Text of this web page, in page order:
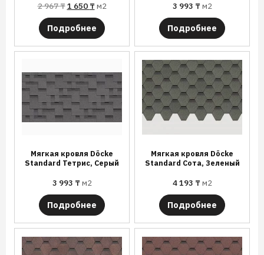
2 967₸1 650 ₸м2
Подробнее
3 993 ₸м2
Подробнее
Мягкая кровля Döcke
Standard Тетрис, Серый
3 993 ₸м2
Подробнее
Мягкая кровля Döcke
Standard Сота, Зеленый
4 193 ₸м2
Подробнее